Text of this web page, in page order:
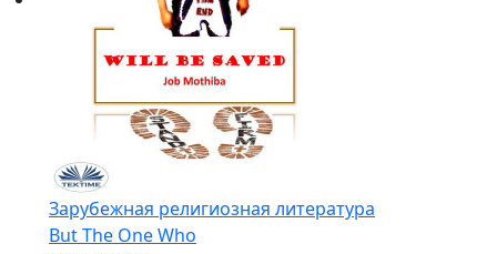
Зарубежная религиозная литература
But The One Who